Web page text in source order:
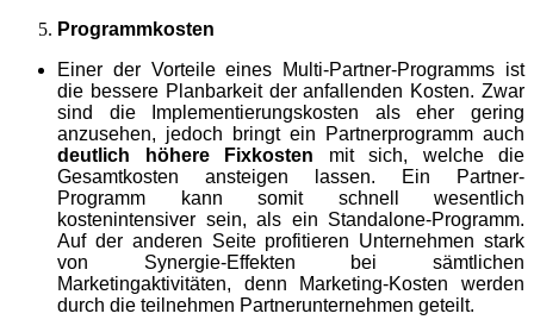
Programmkosten
Einer der Vorteile eines Multi-Partner-Programms ist
die bessere Planbarkeit der anfallenden Kosten. Zwar
sind die Implementierungskosten als eher gering
anzusehen, jedoch bringt ein Partnerprogramm auch
deutlich höhere Fixkosten mit sich, welche die
Gesamtkosten ansteigen lassen. Ein Partner-
Programm kann somit schnell wesentlich
kostenintensiver sein, als ein Standalone-Programm.
Auf der anderen Seite profitieren Unternehmen stark
von Synergie-Effekten bei sämtlichen
Marketingaktivitäten, denn Marketing-Kosten werden
durch die teilnehmen Partnerunternehmen geteilt.